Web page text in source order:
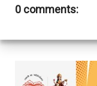
0 comments: